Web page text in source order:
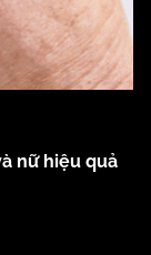
nữ hiệu quả